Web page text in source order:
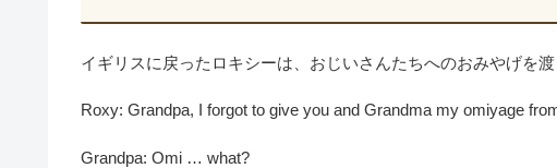
イギリスに戻ったロキシーは、おじいさんたちへのおみやげを渡
Roxy: Grandpa, I forgot to give you and Grandma my omiyage
Grandpa: Omi … what?